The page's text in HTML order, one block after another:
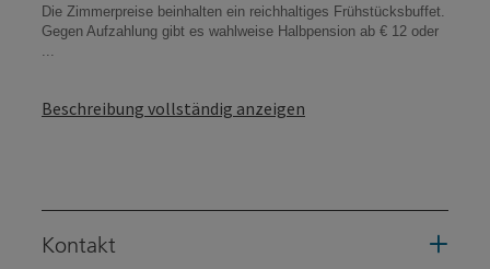
Die Zimmerpreise beinhalten ein reichhaltiges Frühstücksbuffet.
Gegen Aufzahlung gibt es wahlweise Halbpension ab € 12 oder
Beschreibung vollständig anzeigen
Kontakt